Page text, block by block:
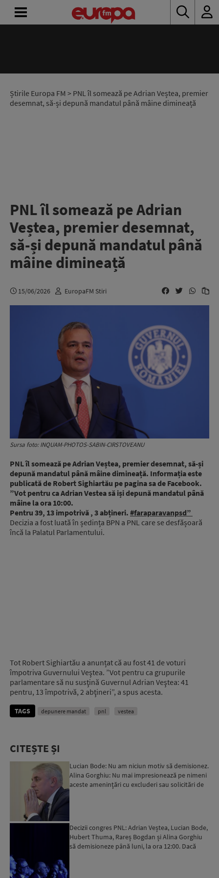
Știrile Europa FM > PNL îl somează pe Adrian Veștea, premier
desemnat, să-și depună mandatul până mâine dimineață
PNL îl somează pe Adrian
Veștea, premier desemnat,
să-și depună mandatul până
mâine dimineață
15/06/2026 EuropaFM Stiri
Sursa foto: INQUAM-PHOTOS-SABIN-CIRSTOVEANU
PNL îl somează pe Adrian Veștea, premier desemnat, să-și
depună mandatul până mâine dimineață. Informația este
publicată de Robert Sighiartău pe pagina sa de Facebook.
”Vot pentru ca Adrian Vestea să iși depună mandatul până
mâine la ora 10:00.
Pentru 39, 13 impotrivă , 3 abțineri. #faraparavanpsd”
Decizia a fost luată în ședința BPN a PNL care se desfășoară
încă la Palatul Parlamentului.
Tot Robert Sighiartău a anunțat că au fost 41 de voturi
împotriva Guvernului Veştea. ”Vot pentru ca grupurile
parlamentare să nu susţină Guvernul Adrian Veştea: 41
pentru, 13 împotrivă, 2 abţineri”, a spus acesta.
TAGS depunere mandat pnl vestea
CITEȘTE ȘI
Lucian Bode: Nu am niciun motiv să demisionez.
Alina Gorghiu: Nu mai impresionează pe nimeni
aceste ameninţări cu excluderi sau solicitări de
Decizii congres PNL: Adrian Veștea, Lucian Bode,
Hubert Thuma, Rareș Bogdan și Alina Gorghiu
să demisioneze până luni, la ora 12:00. Dacă
RADIO